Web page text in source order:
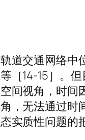
道交通网络中
［14-15］。
间视角，时间
，无法通过时
实质性问题的